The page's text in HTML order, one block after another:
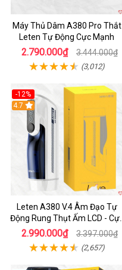
Máy Thủ Dâm A380 Pro Thắt
Leten Tự Động Cực Mạnh
2.790.000₫ 3.444.000₫
(3,012)
-12%
Hot
4.7
Leten A380 V.4 Âm Đạo Tự
Động Rung Thụt Ấm LCD - Cực
Phê
2.990.000₫ 3.397.000₫
(2,657)